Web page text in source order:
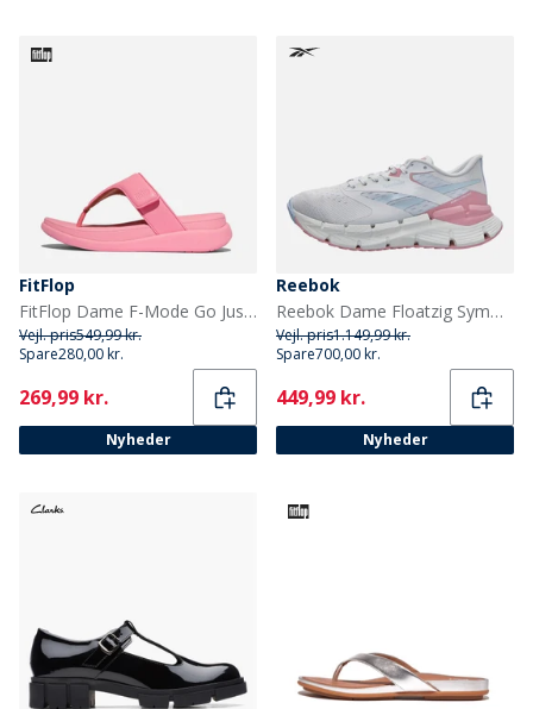
FitFlop
FitFlop Dame F-Mode Go Justerbar Flatform Tåspredere Sandaler Pink Perfect
Vejl. pris549,99 kr.
Spare280,00 kr.
Current
269,99 kr.
Nyheder
Reebok
Reebok Dame Floatzig Symmetros Neutrale Løbesko Moon/Dusty Rose/Y2K Blue
Vejl. pris1.149,99 kr.
Spare700,00 kr.
Current
449,99 kr.
Nyheder